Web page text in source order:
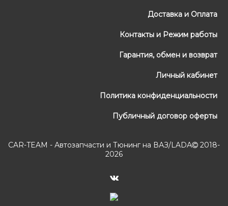
Доставка и Оплата
Контакты и Режим работы
Гарантия, обмен и возврат
Личный кабинет
Политика конфиденциальности
Публичный договор оферты
CAR-TEAM - Автозапчасти и Тюнинг на ВАЗ/LADA
2018-
2026